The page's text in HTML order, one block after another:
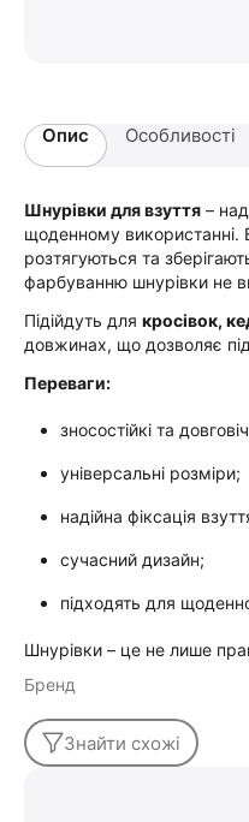
Опис Особливості
Шнурівки для взуття –
щоденному використанні.
розтягуються та
фарбуванню шнурівки не
Підійдуть для кросівок,
довжинах, що дозволяє
Переваги:
зносостійкі та
універсальні розміри;
надійна фіксація
сучасний дизайн;
підходять для
Шнурівки – це не лише
Бренд
Знайти схожі